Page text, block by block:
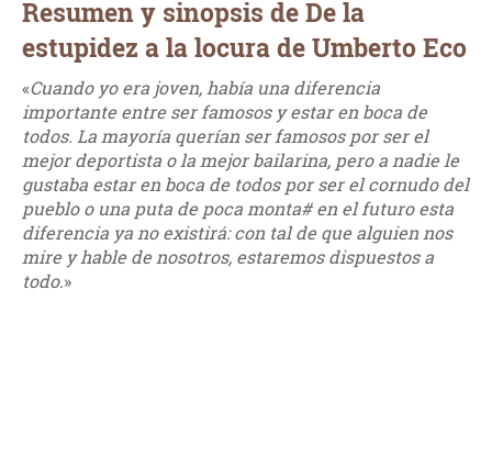
Resumen y sinopsis de De la
estupidez a la locura de Umberto Eco
«Cuando yo era joven, había una diferencia
importante entre ser famosos y estar en boca de
todos. La mayoría querían ser famosos por ser el
mejor deportista o la mejor bailarina, pero a nadie le
gustaba estar en boca de todos por ser el cornudo del
pueblo o una puta de poca monta# en el futuro esta
diferencia ya no existirá: con tal de que alguien nos
mire y hable de nosotros, estaremos dispuestos a
todo.»